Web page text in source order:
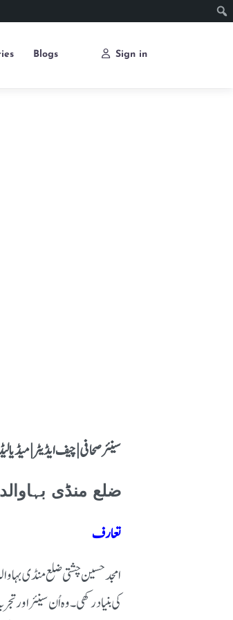
Blogs Sign in
سینئر صحافی | چیف ایڈیٹر |
ضلع منڈی
تعارف
امجد حسین چشتی ضلع منڈی
کی بنیاد رکھی۔ وہ اُن سینئر